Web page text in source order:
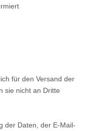
für den Versand der
sie nicht an Dritte
der Daten, der E-Mail-